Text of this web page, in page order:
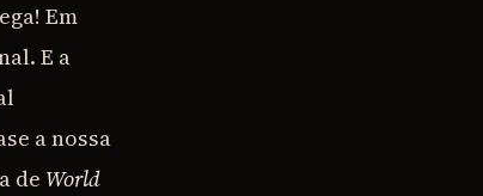
Em
E a
a nossa
de World